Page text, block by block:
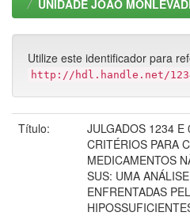
UNIDADE JOÃO
Utilize este identificador para
http://hdl.handle.net/
Título:
JULGADOS 1234 E
CRITÉRIOS PARA
MEDICAMENTOS
SUS: UMA
ENFRENTADAS